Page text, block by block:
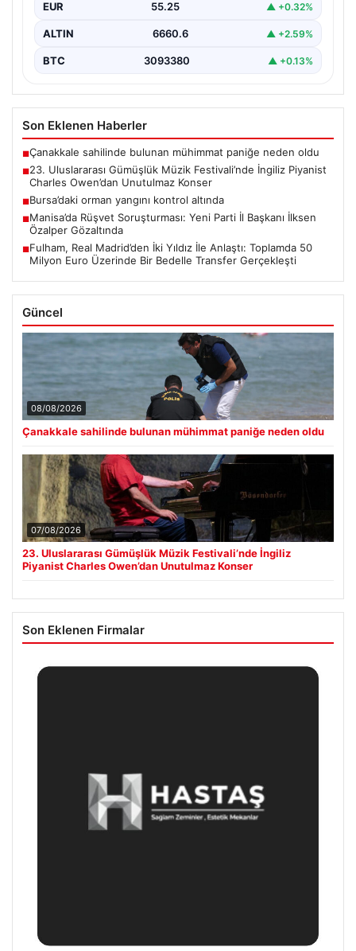
sanatseverleri büyülemeye…
EUR 55.25 ▲ +0.32%
ALTIN 6660.6 ▲ +2.59%
BTC 3093380 ▲ +0.13%
Son Eklenen Haberler
■Çanakkale sahilinde bulunan mühimmat paniğe neden oldu
■23. Uluslararası Gümüşlük Müzik Festivali’nde İngiliz Piyanist
Charles Owen’dan Unutulmaz Konser
■Bursa’daki orman yangını kontrol altında
■Manisa’da Rüşvet Soruşturması: Yeni Parti İl Başkanı İlksen
Özalper Gözaltında
■Fulham, Real Madrid’den İki Yıldız İle Anlaştı: Toplamda 50
Milyon Euro Üzerinde Bir Bedelle Transfer Gerçekleşti
Güncel
08/08/2026
Çanakkale sahilinde bulunan mühimmat paniğe neden oldu
07/08/2026
23. Uluslararası Gümüşlük Müzik Festivali’nde İngiliz
Piyanist Charles Owen’dan Unutulmaz Konser
Son Eklenen Firmalar